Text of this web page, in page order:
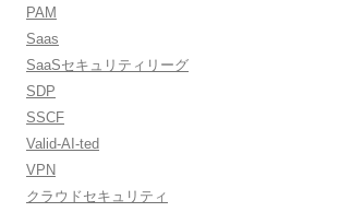
PAM
Saas
SaaSセキュリティリーグ
SDP
SSCF
Valid-AI-ted
VPN
クラウドセキュリティ